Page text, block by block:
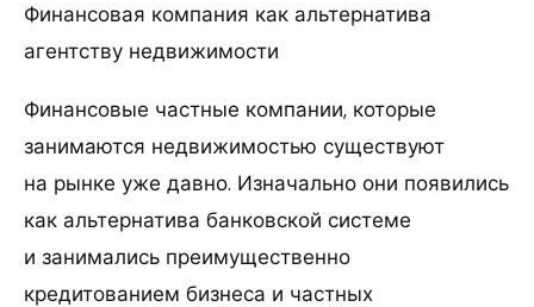
Финансовая компания как альтернатива
агентству недвижимости
Финансовые частные компании, которые
занимаются недвижимостью существуют
на рынке уже давно. Изначально они появились
как альтернатива банковской системе
и занимались преимущественно
кредитованием бизнеса и частных